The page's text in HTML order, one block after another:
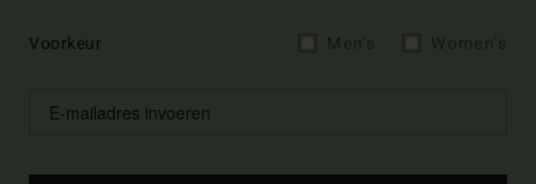
Voorkeur